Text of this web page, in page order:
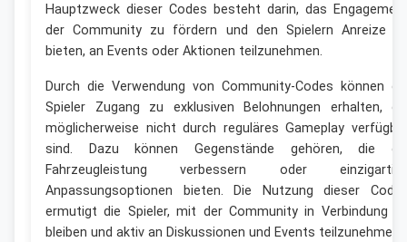
Hauptzweck dieser Codes besteht darin, das
der Community zu fördern und den Spielern Anreize
bieten, an Events oder Aktionen teilzunehmen.
Durch die Verwendung von Community-Codes können
Spieler Zugang zu exklusiven Belohnungen erhalten,
möglicherweise nicht durch reguläres Gameplay
sind. Dazu können Gegenstände gehören, die
Fahrzeugleistung verbessern oder
Anpassungsoptionen bieten. Die Nutzung dieser
ermutigt die Spieler, mit der Community in Verbindung
bleiben und aktiv an Diskussionen und Events teilzunehmen.